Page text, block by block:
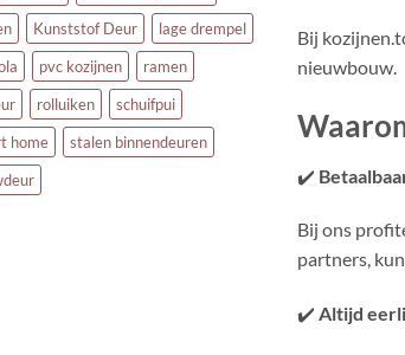
Kunststof Deur
lage drempel
pvc kozijnen
ramen
rolluiken
schuifpui
home
stalen binnendeuren
Bij
nieuwbouw.
✔️
Bij ons
partners,
✔️ Altijd